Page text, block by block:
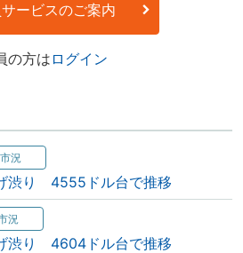
ービスのご案内
の方はログイン
渋り 4555ドル台で推移
渋り 4604ドル台で推移